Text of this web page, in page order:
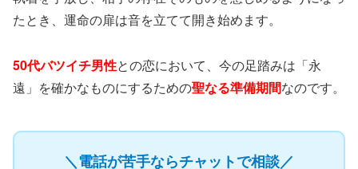
たとき、運命の扉は音を立てて開き始めます。
50代バツイチ男性との恋において、今の足踏みは「永
遠」を確かなものにするための聖なる準備期間なのです。
＼電話が苦手ならチャットで相談／